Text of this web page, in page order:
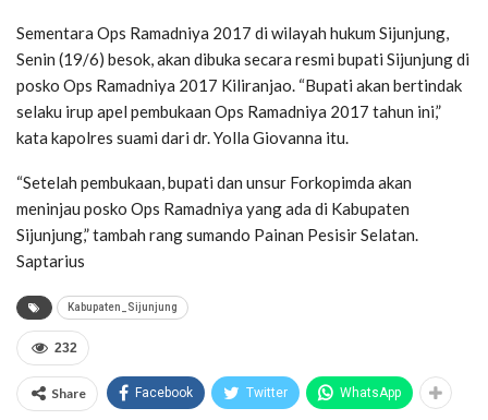
Sementara Ops Ramadniya 2017 di wilayah hukum Sijunjung,
Senin (19/6) besok, akan dibuka secara resmi bupati Sijunjung di
posko Ops Ramadniya 2017 Kiliranjao. “Bupati akan bertindak
selaku irup apel pembukaan Ops Ramadniya 2017 tahun ini,”
kata kapolres suami dari dr. Yolla Giovanna itu.
“Setelah pembukaan, bupati dan unsur Forkopimda akan
meninjau posko Ops Ramadniya yang ada di Kabupaten
Sijunjung,” tambah rang sumando Painan Pesisir Selatan.
Saptarius
Kabupaten_Sijunjung
232
Share Facebook Twitter WhatsApp